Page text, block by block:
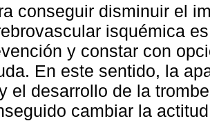
conseguir disminuir el
isquémica
y constar con
En este sentido, la
el desarrollo de la
cambiar la